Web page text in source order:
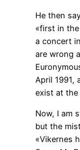
He then
«first in
a concert
are wrong
April 1991,
exist at the
Now, I am
but the
«Vikernes